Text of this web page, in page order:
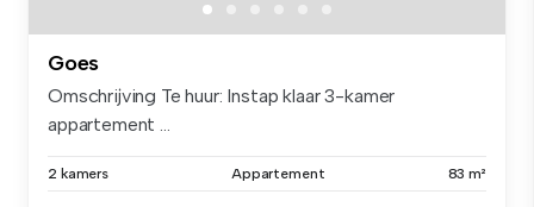
Goes
Omschrijving Te huur: Instap klaar 3-kamer
appartement ...
2 kamers Appartement 83 m²